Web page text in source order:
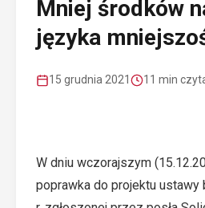
Mniej środków
języka
15 grudnia 2021 11 min
W dniu wczorajszym
poprawka do projektu ustawy